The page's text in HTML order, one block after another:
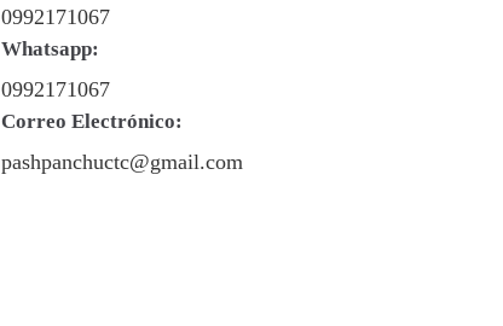
0992171067
Whatsapp:
0992171067
Correo Electrónico:
pashpanchuctc@gmail.com